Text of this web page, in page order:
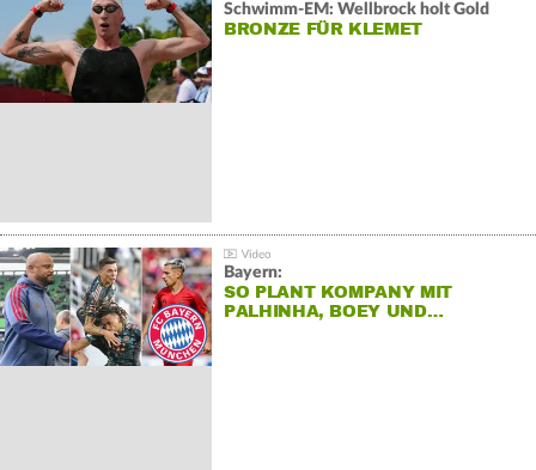
Schwimm-EM: Wellbrock holt Gold
BRONZE FÜR KLEMET
Bayern:
SO PLANT KOMPANY MIT
PALHINHA, BOEY UND…